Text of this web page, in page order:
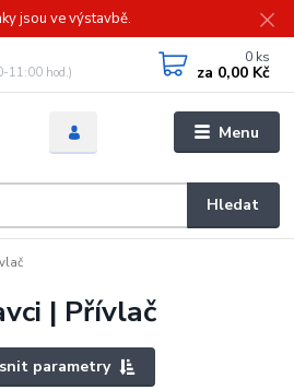
jsou ve výstavbě.
Menu
Hledat
11:00 hod.)
0 ks
za 0,00 Kč
| Přívlač
parametry